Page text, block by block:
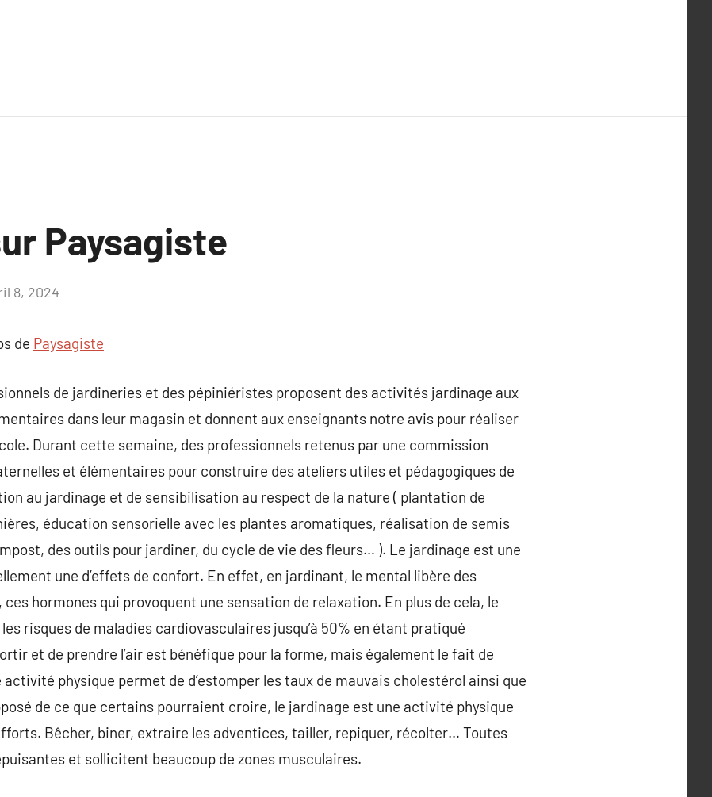
Paysagiste
8, 2024
de Paysagiste
de jardineries et des pépiniéristes proposent des activités jardinage aux
dans leur magasin et donnent aux enseignants notre avis pour réaliser
Durant cette semaine, des professionnels retenus par une commission
et élémentaires pour construire des ateliers utiles et pédagogiques de
au jardinage et de sensibilisation au respect de la nature ( plantation de
éducation sensorielle avec les plantes aromatiques, réalisation de semis
des outils pour jardiner, du cycle de vie des fleurs… ). Le jardinage est une
une d’effets de confort. En effet, en jardinant, le mental libère des
hormones qui provoquent une sensation de relaxation. En plus de cela, le
risques de maladies cardiovasculaires jusqu’à 50% en étant pratiqué
et de prendre l’air est bénéfique pour la forme, mais également le fait de
physique permet de d’estomper les taux de mauvais cholestérol ainsi que
de ce que certains pourraient croire, le jardinage est une activité physique
Bêcher, biner, extraire les adventices, tailler, repiquer, récolter… Toutes
et sollicitent beaucoup de zones musculaires.